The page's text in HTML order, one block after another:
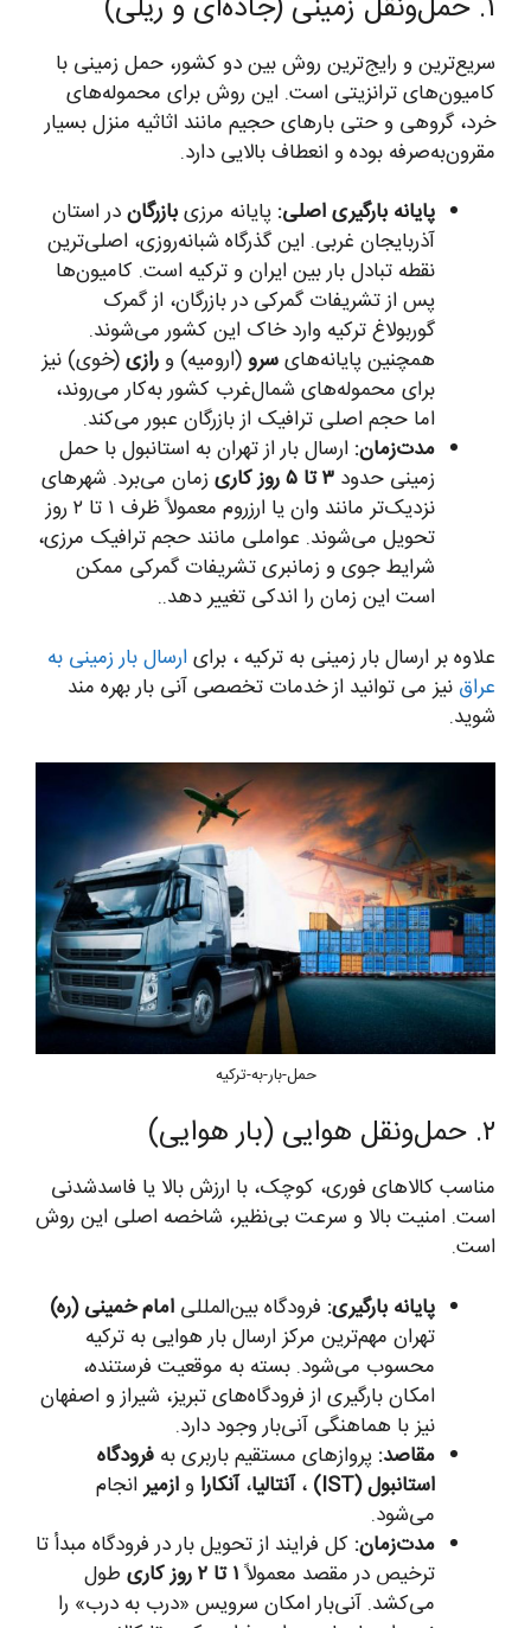
سریع‌ترین و رایج‌ترین روش بین دو کشور، حمل زمینی با
کامیون‌های ترانزیتی است. این روش برای محموله‌های
خرد، گروهی و حتی بارهای حجیم مانند اثاثیه منزل بسیار
مقرون‌به‌صرفه بوده و انعطاف بالایی دارد.
پایانه بارگیری اصلی: پایانه مرزیبازرگاندر استان
آذربایجان غربی. این گذرگاه شبانه‌روزی، اصلی‌ترین
نقطه تبادل بار بین ایران و ترکیه است. کامیون‌ها
پس از تشریفات گمرکی در بازرگان، از گمرک
گوربولاغ ترکیه وارد خاک این کشور می‌شوند.
همچنین پایانه‌هایسرو(ارومیه) ورازی(خوی) نیز
برای محموله‌های شمال‌غرب کشور به‌کار می‌روند،
اما حجم اصلی ترافیک از بازرگان عبور می‌کند.
مدت‌زمان: ارسال بار از تهران به استانبول با حمل
زمینی حدود ۳ تا ۵ روز کاری
زمان می‌برد. شهرهای
نزدیک‌تر مانند وان یا ارزروم معمولاً ظرف ۱ تا ۲ روز
تحویل می‌شوند. عواملی مانند حجم ترافیک مرزی،
شرایط جوی و زمانبری تشریفات گمرکی ممکن
است این زمان را اندکی تغییر دهد..
علاوه بر ارسال بار زمینی به ترکیه ، برایارسال بار زمینی به
عراق نیز می توانید از خدمات تخصصی آنی بار بهره مند
شوید.
حمل-بار-به-ترکیه
۲. حمل‌ونقل هوایی (بار هوایی)
مناسب کالاهای فوری، کوچک، با ارزش بالا یا فاسدشدنی
است. امنیت بالا و سرعت بی‌نظیر، شاخصه اصلی این روش
است.
پایانه بارگیری: فرودگاه بین‌المللی امام خمینی (ره)
تهران مهم‌ترین مرکز ارسال بار هوایی به ترکیه
محسوب می‌شود. بسته به موقعیت فرستنده،
امکان بارگیری از فرودگاه‌های تبریز، شیراز و اصفهان
نیز با هماهنگی آنی‌بار وجود دارد.
مقاصد: پروازهای مستقیم باربری به فرودگاه
استانبول (IST)
،آنتالیا،آنکارا وازمیرانجام
می‌شود.
مدت‌زمان: کل فرایند از تحویل بار در فرودگاه مبدأ تا
ترخیص در مقصد معمولاً۱ تا ۲ روز کاری
طول
می‌کشد. آنی‌بار امکان سرویس «درب به درب» را